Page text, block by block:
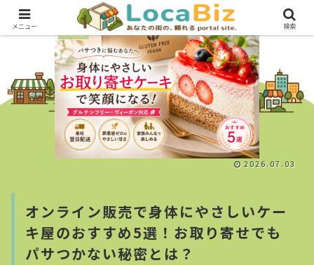
オンライン販売で身体にやさしいケー
キ屋のおすすめ5選！お取り寄せでも
パサつかない秘密とは？
飲食店
2026.07.03
メニュー 検索